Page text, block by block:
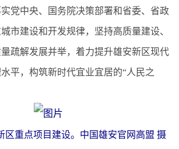
党中央、国务院决策部署和省委、省政
市建设和开发规律，坚持高质量建设、
疏解发展并举，着力提升雄安新区现代
平，构筑新时代宜业宜居的“人民之
区重点项目建设。中国雄安官网高盟 摄